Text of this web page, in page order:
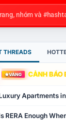
THREADS
VÀNG CẢNH BÁO
Apartments
RERA Enough